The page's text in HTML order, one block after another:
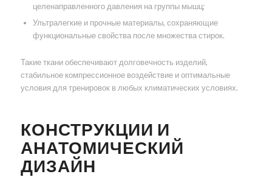
целенаправленного давления на группы мышц;
Ультралегкие и прочные материалы, сохраняющие
функциональные свойства после множества стирок.
Такие ткани обеспечивают долговечность изделий,
стабильное компрессионное воздействие и оптимальные
условия для тренировок в любых климатических условиях.
КОНСТРУКЦИИ И
АНАТОМИЧЕСКИЙ
ДИЗАЙН